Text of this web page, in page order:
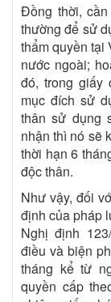
Đồng thời,
thường để sử
thẩm quyền tại
nước ngoài;
đó, trong giấy
mục đích sử
thân sử dụng
nhận thì nó sẽ
thời hạn 6
độc thân.
Như vậy, đối
định của pháp
Nghị định
điều và biện
tháng kể từ
quyền cấp